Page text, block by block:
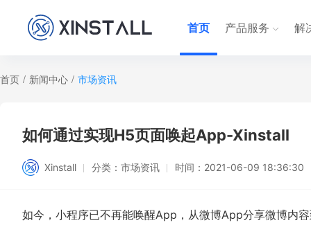
首页 产品服务 解
首页 / 新闻中心 / 市场资讯
如何通过实现H5页面唤起App-Xinstall
Xinstall 分类： 市场资讯 时间： 2021-06-09 18:36:30
如今，小程序已不再能唤醒App，从微博App分享微博内